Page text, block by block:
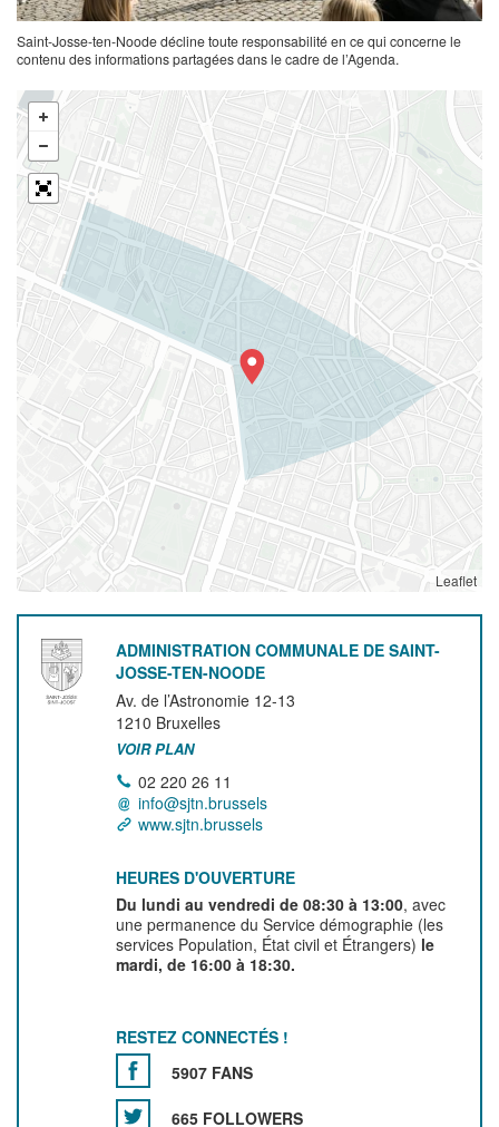
Saint-Josse-ten-Noode décline toute responsabilité en ce qui concerne le
contenu des informations partagées dans le cadre de l’Agenda.
Leaflet
ADMINISTRATION COMMUNALE DE SAINT-
JOSSE-TEN-NOODE
Av. de l’Astronomie 12-13
1210 Bruxelles
VOIR PLAN
02 220 26 11
info@sjtn.brussels
www.sjtn.brussels
HEURES D'OUVERTURE
Du lundi au vendredi de 08:30 à 13:00, avec
une permanence du Service démographie (les
services Population, État civil et Étrangers) le
mardi, de 16:00 à 18:30.
RESTEZ CONNECTÉS !
5907 FANS
665 FOLLOWERS